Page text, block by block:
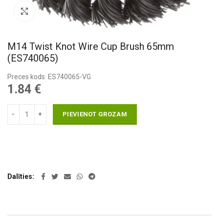
Pietuvināt
M14 Twist Knot Wire Cup Brush 65mm
(ES740065)
Preces kods: ES740065-VG
1.84 €
PIEVIENOT GROZAM
Dalīties